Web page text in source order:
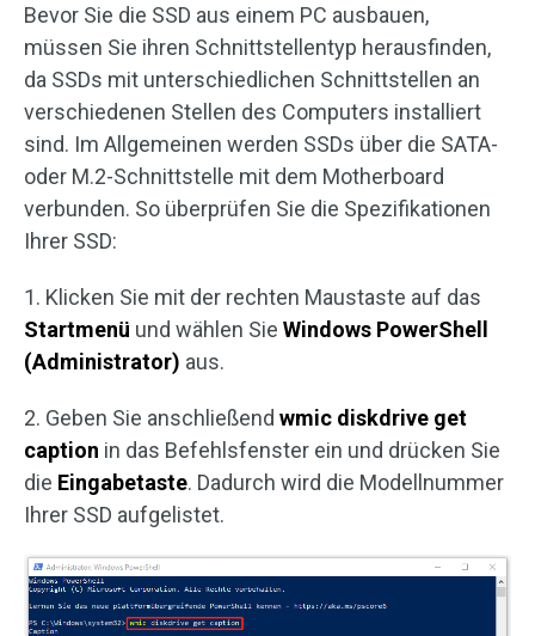
Bevor Sie die SSD aus einem PC ausbauen,
müssen Sie ihren Schnittstellentyp herausfinden,
da SSDs mit unterschiedlichen Schnittstellen an
verschiedenen Stellen des Computers installiert
sind. Im Allgemeinen werden SSDs über die SATA-
oder M.2-Schnittstelle mit dem Motherboard
verbunden. So überprüfen Sie die Spezifikationen
Ihrer SSD:
1. Klicken Sie mit der rechten Maustaste auf das
Startmenü und wählen Sie Windows PowerShell
(Administrator) aus.
2. Geben Sie anschließend wmic diskdrive get
caption in das Befehlsfenster ein und drücken Sie
die Eingabetaste. Dadurch wird die Modellnummer
Ihrer SSD aufgelistet.